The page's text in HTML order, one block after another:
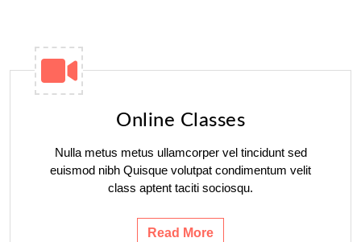
Online Classes
Nulla metus metus ullamcorper vel tincidunt sed
euismod nibh Quisque volutpat condimentum velit
class aptent taciti sociosqu.
Read More